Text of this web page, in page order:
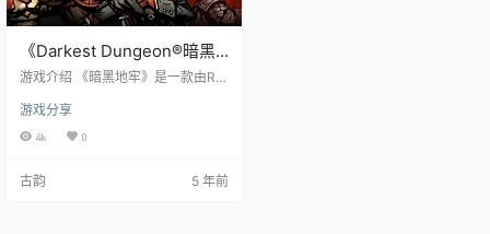
《Darkest Dungeon®暗黑
地牢》steam正版全DLC离
游戏介绍 《暗黑地牢》是一款由Re
制角色扮演游戏，于2016年1月19日
发行。 故事讲述了一名贵族领主挖
家将扮演领主的远亲，受邀前往祖
游戏分享
4k 0
古韵 5 年前